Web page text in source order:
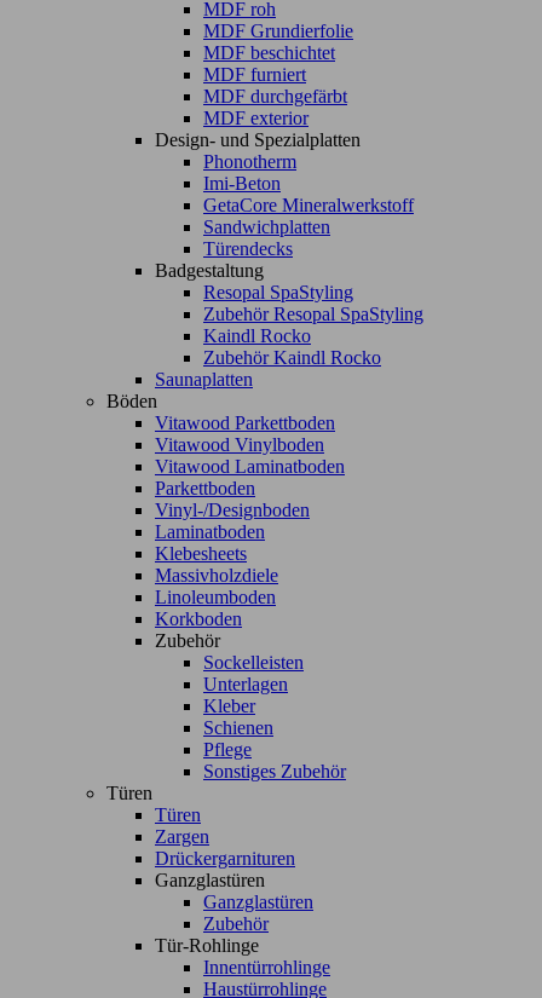
MDF roh
MDF Grundierfolie
MDF beschichtet
MDF furniert
MDF durchgefärbt
MDF exterior
Design- und Spezialplatten
Phonotherm
Imi-Beton
GetaCore Mineralwerkstoff
Sandwichplatten
Türendecks
Badgestaltung
Resopal SpaStyling
Zubehör Resopal SpaStyling
Kaindl Rocko
Zubehör Kaindl Rocko
Saunaplatten
Böden
Vitawood Parkettboden
Vitawood Vinylboden
Vitawood Laminatboden
Parkettboden
Vinyl-/Designboden
Laminatboden
Klebesheets
Massivholzdiele
Linoleumboden
Korkboden
Zubehör
Sockelleisten
Unterlagen
Kleber
Schienen
Pflege
Sonstiges Zubehör
Türen
Türen
Zargen
Drückergarnituren
Ganzglastüren
Ganzglastüren
Zubehör
Tür-Rohlinge
Innentürrohlinge
Haustürrohlinge